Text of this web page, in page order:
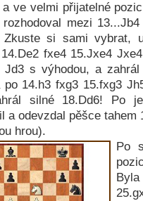
a ve velmi přijatelné
mezi
si sami vybrat,
fxe4 15.Jxe4
Jd3 s výhodou, a
po 14.h3 fxg3 15.fxg3
silné 18.Dd6! Po
a odevzdal pěšce
hrou).
Po